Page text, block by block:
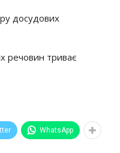
досудових
речовин триває
WhatsApp